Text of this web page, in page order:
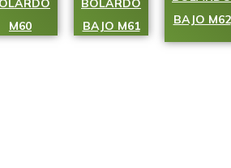
M60
BOLARDO
BAJO M61
BAJO M62